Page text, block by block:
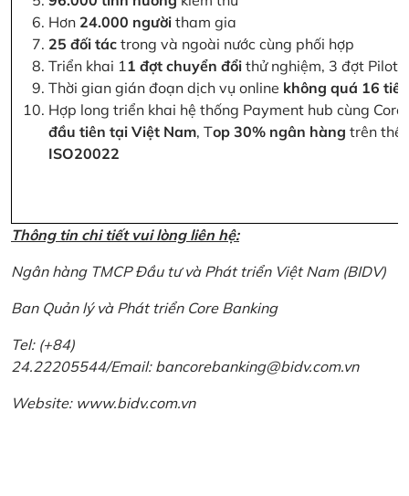
Hơn 24.000 người tham gia
25 đối tác trong và ngoài nước cùng phối hợp
Triển khai 11 đợt chuyển đổi thử nghiệm, 3 đợt Pilot
Thời gian gián đoạn dịch vụ online không quá 16
Hợp long triển khai hệ thống Payment hub cùng
đầu tiên tại Việt Nam, Top 30% ngân hàng trên thế
ISO20022
Thông tin chi tiết vui lòng liên hệ:
Ngân hàng TMCP Đầu tư và Phát triển Việt Nam (BIDV)
Ban Quản lý và Phát triển Core Banking
Tel: (+84)
24.22205544/Email: bancorebanking@bidv.com.vn
Website: www.bidv.com.vn